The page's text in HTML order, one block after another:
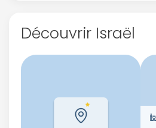
Découvrir Israël